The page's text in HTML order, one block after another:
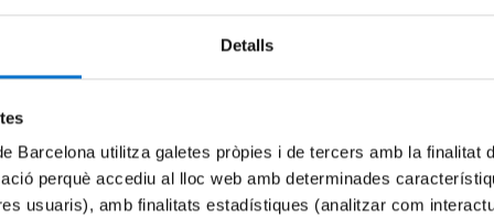
Detalls
Barcelona utilitza galetes pròpies i de tercers amb la finalitat
perquè accediu al lloc web amb determinades
usuaris), amb finalitats estadístiques (analitzar com
Try again